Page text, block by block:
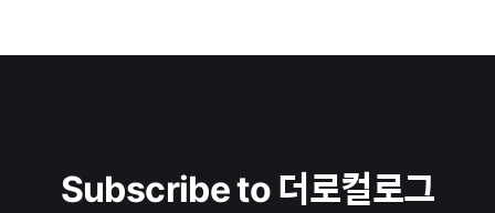
Subscribe to 더로컬로그